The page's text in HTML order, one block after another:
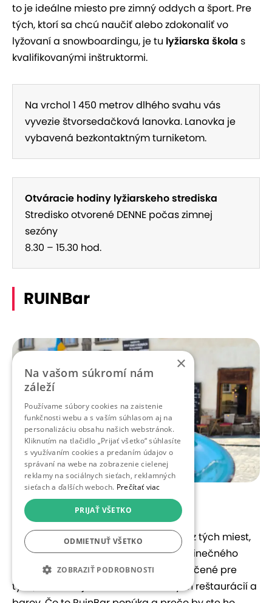
to je ideálne miesto pre zimný oddych a šport. Pre
tých, ktorí sa chcú naučiť alebo zdokonaliť vo
lyžovaní a snowboardingu, je tu lyžiarska škola s
kvalifikovanými inštruktormi.
Na vrchol 1 450 metrov dlhého svahu vás
vyvezie štvorsedačková lanovka. Lanovka je
vybavená bezkontaktným turniketom.
Otváracie hodiny lyžiarskeho strediska
Stredisko otvorené DENNE počas zimnej
sezóny
8.30 – 15.30 hod.
RUINBar
Obrázok: FacebookRUINbar
RuinBar v Banskej Štiavnici je jedným z tých miest,
ktoré spojili históriu a kreativitu do jedinečného
konceptu. Toto zaujímavé miesto je určené pre
tých, čo hľadajú niečo mimo bežných reštaurácií a
×
Na vašom súkromí nám
záleží
Používame súbory cookies na zaistenie
funkčnosti webu a s vaším súhlasom aj na
personalizáciu obsahu našich webstránok.
Kliknutím na tlačidlo „Prijať všetko“ súhlasíte
s využívaním cookies a predaním údajov o
správaní na webe na zobrazenie cielenej
reklamy na sociálnych sieťach, reklamných
sieťach a ďalších weboch. Prečítať viac
PRIJAŤ VŠETKO
ODMIETNUŤ VŠETKO
ZOBRAZIŤ PODROBNOSTI